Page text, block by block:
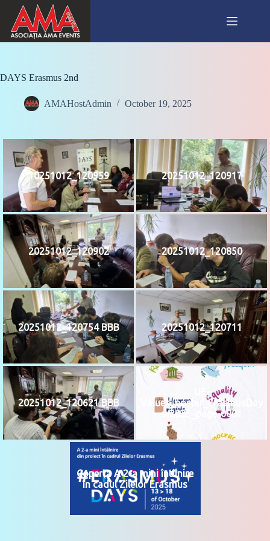
content
DAYS Erasmus 2nd
AMAHostAdmin October 19, 2025
10251012_120959 20251012_120917
20251012_120902 20251012_120850
20251012_120754 BBB 20251012_120711
20251012_120621 BBB
Values_poster_ErasmusDay
s-2025_page-0001
Coperta A 2-a mini întîlnire
în cadul Zilelor Erasmus